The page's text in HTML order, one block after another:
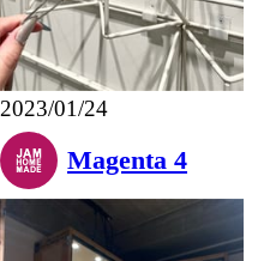
2023/01/24
Magenta 4